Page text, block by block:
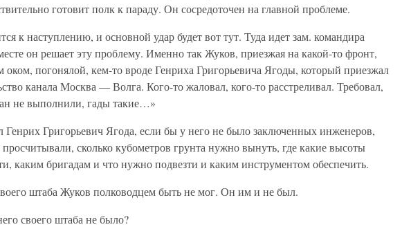
готовит полк к параду. Он сосредоточен на главной проблеме.
к наступлению, и основной удар будет вот тут. Туда идет зам. командира
он решает эту проблему. Именно так Жуков, приезжая на какой-то фронт,
погонялой, кем-то вроде Генриха Григорьевича Ягоды, который приезжал
канала Москва — Волга. Кого-то жаловал, кого-то расстреливал. Требовал,
не выполнили, гады такие…»
Генрих Григорьевич Ягода, если бы у него не было заключенных инженеров,
сколько кубометров грунта нужно вынуть, где какие высоты
каким бригадам и что нужно подвезти и каким инструментом обеспечить.
штаба Жуков полководцем быть не мог. Он им и не был.
своего штаба не было?